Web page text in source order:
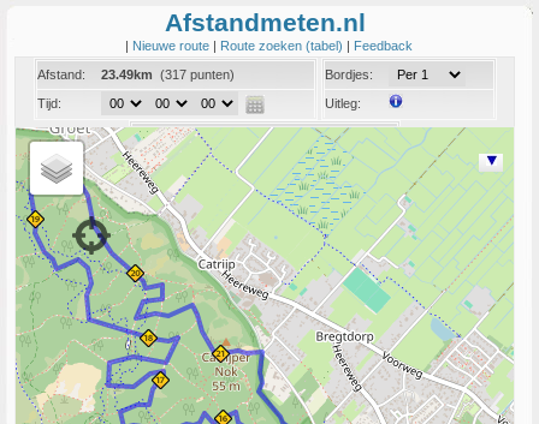
Afstandmeten.nl
| Nieuwe route | Route zoeken (tabel) | Feedback
Afstand:
23.49km (317 punten)
Tijd:
Bordjes:
Uitleg:
Coord:
Info:Link naar deze route